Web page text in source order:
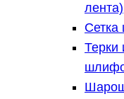
лента)
Терки